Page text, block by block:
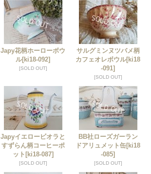
Japy花柄ホーローボウ
ル[ki18-092]
[SOLD OUT]
サルグミンヌツバメ柄
カフェオレボウル[ki18
-091]
[SOLD OUT]
Japyイエロービオラと
すずらん柄コーヒーポ
ット [ki18-087]
[SOLD OUT]
BB社ローズガーラン
ドアリュメット缶[ki18
-085]
[SOLD OUT]